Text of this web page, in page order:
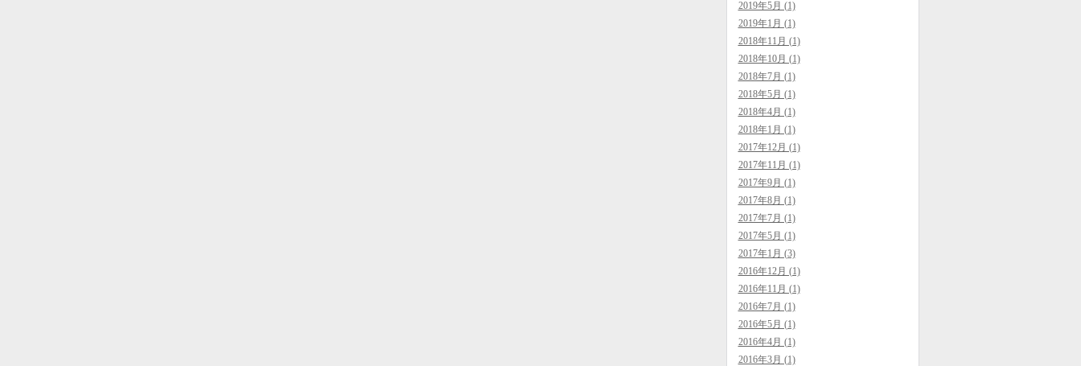
2019年5月 (1)
2019年1月 (1)
2018年11月 (1)
2018年10月 (1)
2018年7月 (1)
2018年5月 (1)
2018年4月 (1)
2018年1月 (1)
2017年12月 (1)
2017年11月 (1)
2017年9月 (1)
2017年8月 (1)
2017年7月 (1)
2017年5月 (1)
2017年1月 (3)
2016年12月 (1)
2016年11月 (1)
2016年7月 (1)
2016年5月 (1)
2016年4月 (1)
2016年3月 (1)